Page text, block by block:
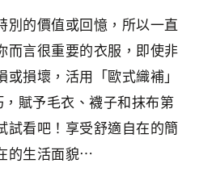
別的價值或回憶，所以一直
而言很重要的衣服，即使非
損壞，活用「歐式織補」
，賦予毛衣、襪子和抹布第
試看吧！享受舒適自在的簡
的生活面貌⋯